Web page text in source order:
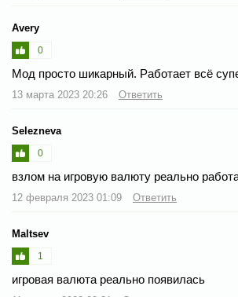
Avery
0
Мод просто шикарный. Работает всё
13 марта 2023 20:26 Ответить
Selezneva
0
взлом на игровую валюту реально
12 февраля 2023 01:09 Ответить
Maltsev
1
игровая валюта реально появилась